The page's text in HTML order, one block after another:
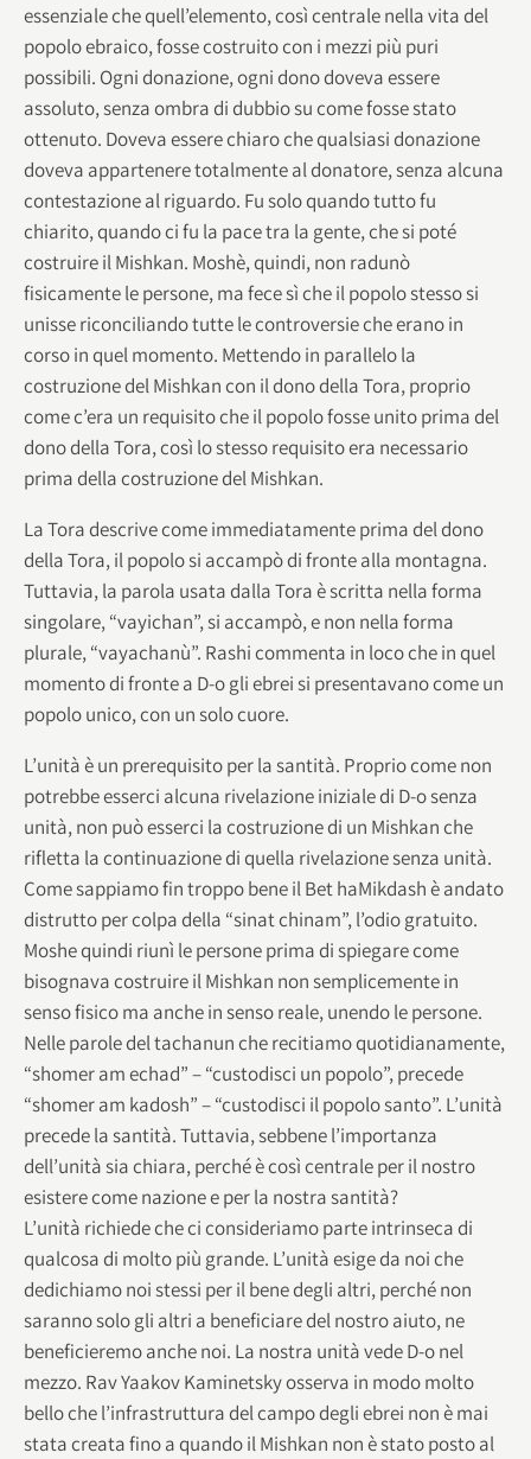
essenziale che quell’elemento, così centrale nella vita del
popolo ebraico, fosse costruito con i mezzi più puri
possibili. Ogni donazione, ogni dono doveva essere
assoluto, senza ombra di dubbio su come fosse stato
ottenuto. Doveva essere chiaro che qualsiasi donazione
doveva appartenere totalmente al donatore, senza alcuna
contestazione al riguardo. Fu solo quando tutto fu
chiarito, quando ci fu la pace tra la gente, che si poté
costruire il Mishkan. Moshè, quindi, non radunò
fisicamente le persone, ma fece sì che il popolo stesso si
unisse riconciliando tutte le controversie che erano in
corso in quel momento. Mettendo in parallelo la
costruzione del Mishkan con il dono della Tora, proprio
come c’era un requisito che il popolo fosse unito prima del
dono della Tora, così lo stesso requisito era necessario
prima della costruzione del Mishkan.
La Tora descrive come immediatamente prima del dono
della Tora, il popolo si accampò di fronte alla montagna.
Tuttavia, la parola usata dalla Tora è scritta nella forma
singolare, “vayichan”, si accampò, e non nella forma
plurale, “vayachanù”. Rashi commenta in loco che in quel
momento di fronte a D-o gli ebrei si presentavano come un
popolo unico, con un solo cuore.
L’unità è un prerequisito per la santità. Proprio come non
potrebbe esserci alcuna rivelazione iniziale di D-o senza
unità, non può esserci la costruzione di un Mishkan che
rifletta la continuazione di quella rivelazione senza unità.
Come sappiamo fin troppo bene il Bet haMikdash è andato
distrutto per colpa della “sinat chinam”, l’odio gratuito.
Moshe quindi riunì le persone prima di spiegare come
bisognava costruire il Mishkan non semplicemente in
senso fisico ma anche in senso reale, unendo le persone.
Nelle parole del tachanun che recitiamo quotidianamente,
“shomer am echad” – “custodisci un popolo”, precede
“shomer am kadosh” – “custodisci il popolo santo”. L’unità
precede la santità. Tuttavia, sebbene l’importanza
dell’unità sia chiara, perché è così centrale per il nostro
esistere come nazione e per la nostra santità?
L’unità richiede che ci consideriamo parte intrinseca di
qualcosa di molto più grande. L’unità esige da noi che
dedichiamo noi stessi per il bene degli altri, perché non
saranno solo gli altri a beneficiare del nostro aiuto, ne
beneficieremo anche noi. La nostra unità vede D-o nel
mezzo. Rav Yaakov Kaminetsky osserva in modo molto
bello che l’infrastruttura del campo degli ebrei non è mai
stata creata fino a quando il Mishkan non è stato posto al